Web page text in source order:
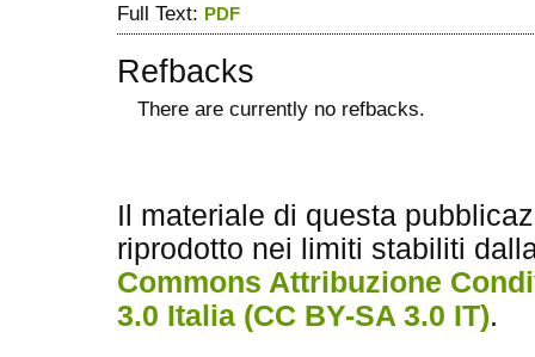
Full Text: PDF
Refbacks
There are currently no refbacks.
Il materiale di questa
riprodotto nei limiti stabiliti
Commons Attribuzione
3.0 Italia (CC BY-SA 3.0 IT).